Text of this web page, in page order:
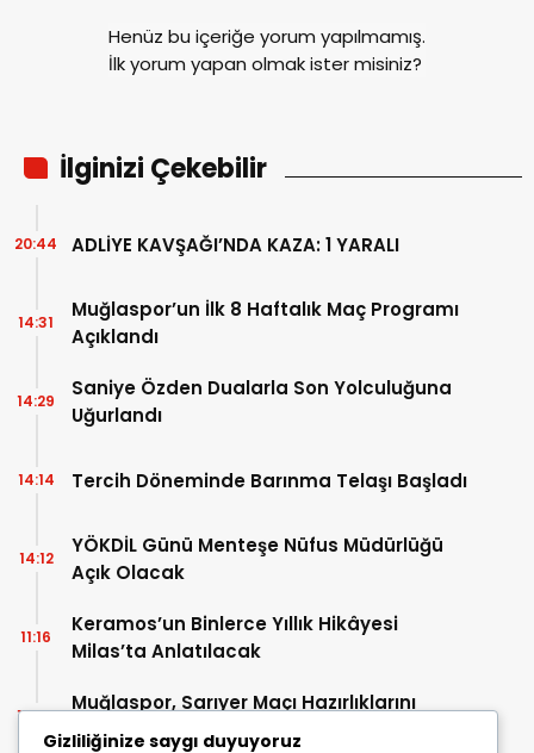
Henüz bu içeriğe yorum yapılmamış.
İlk yorum yapan olmak ister misiniz?
İlginizi Çekebilir
ADLİYE KAVŞAĞI’NDA KAZA: 1 YARALI
20:44
Muğlaspor’un İlk 8 Haftalık Maç Programı
Açıklandı
14:31
Saniye Özden Dualarla Son Yolculuğuna
Uğurlandı
14:29
Tercih Döneminde Barınma Telaşı Başladı
14:14
YÖKDİL Günü Menteşe Nüfus Müdürlüğü
Açık Olacak
14:12
Keramos’un Binlerce Yıllık Hikâyesi
Milas’ta Anlatılacak
11:16
Muğlaspor, Sarıyer Maçı Hazırlıklarını
Sürdürüyor
10:43
Gizliliğinize saygı duyuyoruz